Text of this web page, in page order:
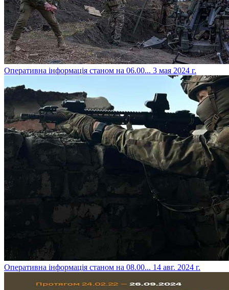
​Оперативна інформація станом на 06.00... 3 мая 2024 г.
​Оперативна інформація станом на 08.00... 14 авг. 2024 г.